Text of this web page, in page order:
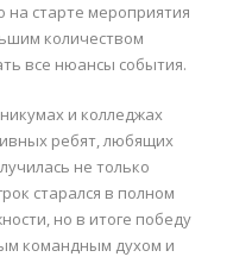
на старте мероприятия
количеством
все нюансы события.
и колледжах
ребят, любящих
не только
старался в полном
но в итоге победу
командным духом и